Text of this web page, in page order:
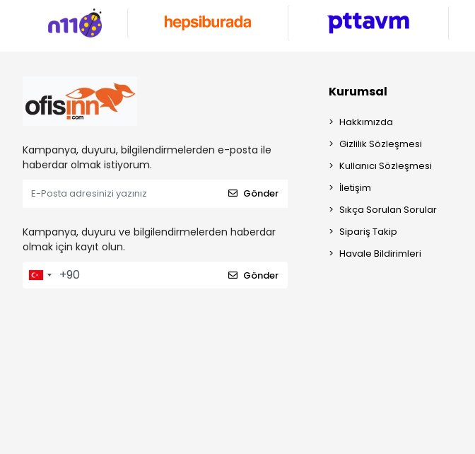
Kampanya, duyuru, bilgilendirmelerden e-posta ile
haberdar olmak istiyorum.
Gönder
Kampanya, duyuru ve bilgilendirmelerden haberdar
olmak için kayıt olun.
Gönder
Kurumsal
Hakkımızda
Gizlilik Sözleşmesi
Kullanıcı Sözleşmesi
İletişim
Sıkça Sorulan Sorular
Sipariş Takip
Havale Bildirimleri